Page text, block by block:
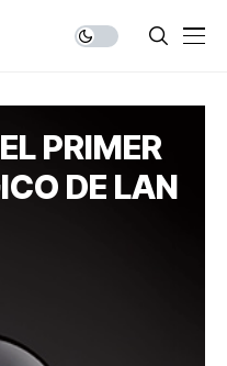
PRIMER
DE LAN